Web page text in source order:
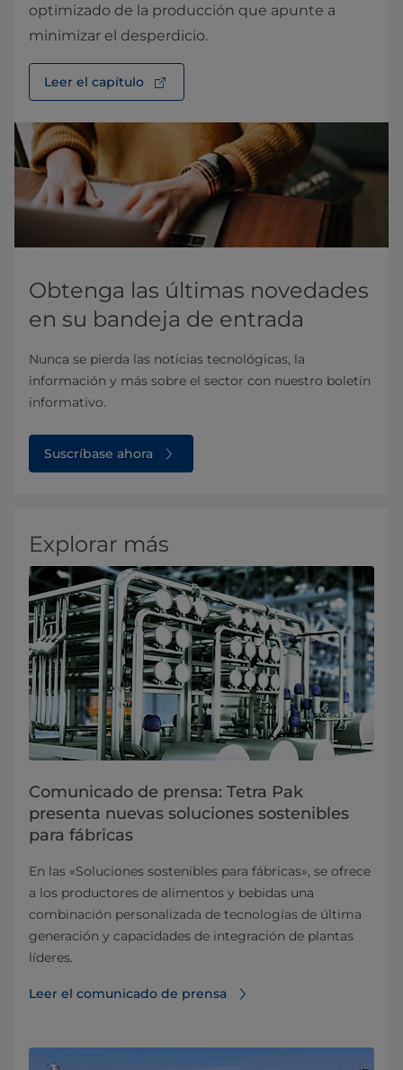
optimizado de la producción que apunte a
minimizar el desperdicio.
Leer el capítulo
Obtenga las últimas novedades
en su bandeja de entrada
Nunca se pierda las noticias tecnológicas, la
información y más sobre el sector con nuestro boletín
informativo.
Suscríbase ahora
Explorar más
Comunicado de prensa: Tetra Pak
presenta nuevas soluciones sostenibles
para fábricas
En las «Soluciones sostenibles para fábricas», se ofrece
a los productores de alimentos y bebidas una
combinación personalizada de tecnologías de última
generación y capacidades de integración de plantas
líderes.
Leer el comunicado de prensa